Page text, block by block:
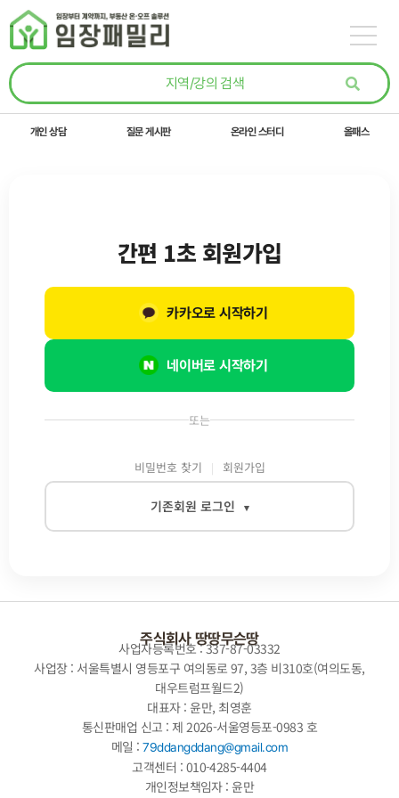
콘텐츠로
건너뛰기
개인 상담 질문 게시판 온라인 스터디 올패스
또는
비밀번호 찾기 회원가입
기존회원 로그인 ▾
로그인
간편 1초 회원가입
네이버로 시작하기
카카오로 시작하기
주식회사 땅땅무슨땅
사업자등록번호 : 337-87-03332
사업장 : 서울특별시 영등포구 여의동로 97, 3층 비310호(여의도동,
대우트럼프월드2)
대표자 : 윤만, 최영훈
통신판매업 신고 : 제 2026-서울영등포-0983 호
메일 :79ddangddang@gmail.com
고객센터 : 010-4285-4404
개인정보책임자 : 윤만